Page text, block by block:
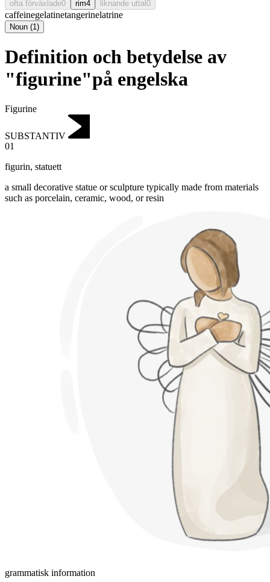
ofta förväxlade0 rim4 liknande uttal0
caffeinegelatinetangerinelatrine
Noun (1)
Definition och betydelse av
"figurine"på engelska
Figurine
SUBSTANTIV
01
figurin, statuett
a small decorative statue or sculpture typically made from materials
such as porcelain, ceramic, wood, or resin
grammatisk information